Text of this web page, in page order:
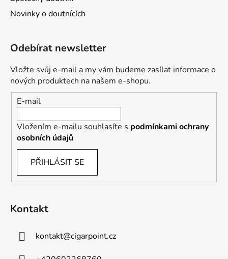
Novinky o doutnících
Odebírat newsletter
Vložte svůj e-mail a my vám budeme zasílat informace o
nových produktech na našem e-shopu.
E-mail
Vložením e-mailu souhlasíte s podmínkami ochrany
osobních údajů
PŘIHLÁSIT SE
Kontakt
kontakt@cigarpoint.cz